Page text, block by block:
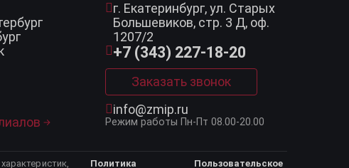
г. Екатеринбург,ул. Старых
Большевиков, стр. 3 Д, оф.
1207/2
+7 (343) 227-18-20
Заказать звонок
info@zmip.ru
Режим работы Пн-Пт 08.00-20.00
Политика Пользовательское